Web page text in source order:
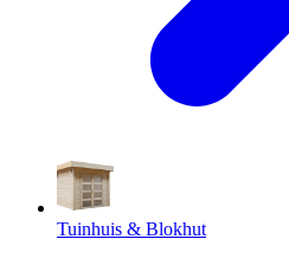
Tuinhuis & Blokhut